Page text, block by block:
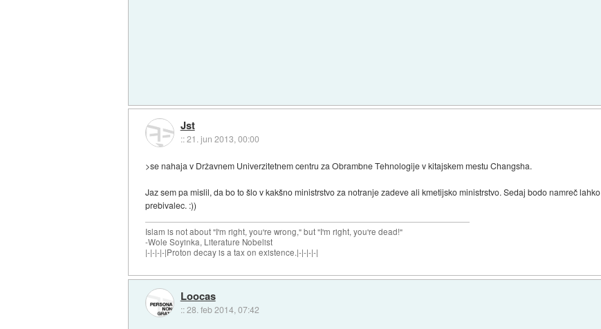
Jst
::21. jun 2013, 00:00
>se nahaja v Državnem Univerzitetnem centru za Obrambne Tehnologije v kitajskem mestu Changsha.
Jaz sem pa mislil, da bo to šlo v kakšno ministrstvo za notranje zadeve ali kmetijsko ministrstvo. Sedaj bodo namreč
prebivalec. :))
Islam is not about "I'm right, you're wrong," but "I'm right, you're dead!"
-Wole Soyinka, Literature Nobelist
|-|-|-|-|Proton decay is a tax on existence.|-|-|-|-|
Loocas
::28. feb 2014, 07:42